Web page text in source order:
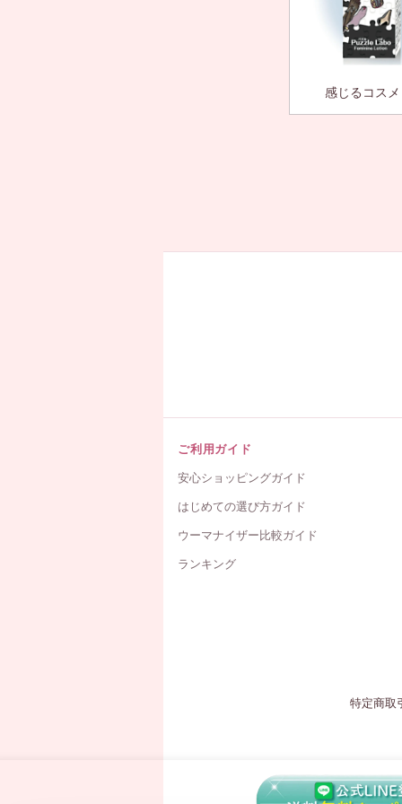
感じるコス
ご利用ガイド
安心ショッピングガイド
はじめての選び方ガイド
ウーマナイザー比較ガイド
ランキング
特定商取